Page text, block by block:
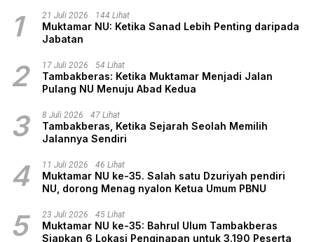
1 21 Juli 2026 144 Lihat
Muktamar NU: Ketika Sanad Lebih Penting daripada
Jabatan
2 17 Juli 2026 54 Lihat
Tambakberas: Ketika Muktamar Menjadi Jalan
Pulang NU Menuju Abad Kedua
3 8 Juli 2026 47 Lihat
Tambakberas, Ketika Sejarah Seolah Memilih
Jalannya Sendiri
4 11 Juli 2026 46 Lihat
Muktamar NU ke-35. Salah satu Dzuriyah pendiri
NU, dorong Menag nyalon Ketua Umum PBNU
5 23 Juli 2026 45 Lihat
Muktamar NU ke-35: Bahrul Ulum Tambakberas
Siapkan 6 Lokasi Penginapan untuk 3.190 Peserta